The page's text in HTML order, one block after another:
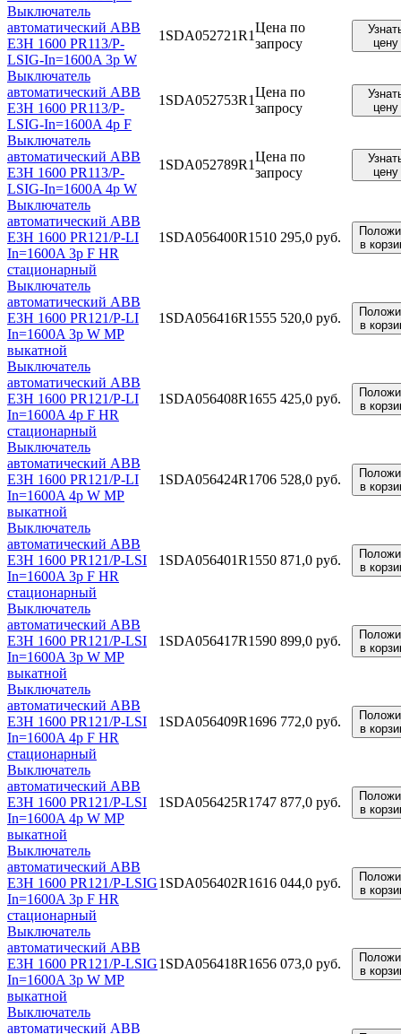
Выключатель
автоматический ABB
E3H 1600 PR113/P-
LSIG-In=1600A 3p W
1SDA052721R1
Цена по
запросу
цену
Выключатель
автоматический ABB
E3H 1600 PR113/P-
LSIG-In=1600A 4p F
1SDA052753R1
Цена по
запросу
цену
Выключатель
автоматический ABB
E3H 1600 PR113/P-
LSIG-In=1600A 4p W
1SDA052789R1
Цена по
запросу
цену
Выключатель
автоматический ABB
E3H 1600 PR121/P-LI
In=1600A 3p F HR
стационарный
1SDA056400R1 510 295,0 руб.
в
Выключатель
автоматический ABB
E3H 1600 PR121/P-LI
In=1600A 3p W MP
выкатной
1SDA056416R1 555 520,0 руб.
в
Выключатель
автоматический ABB
E3H 1600 PR121/P-LI
In=1600A 4p F HR
стационарный
1SDA056408R1655 425,0 руб.
в
Выключатель
автоматический ABB
E3H 1600 PR121/P-LI
In=1600A 4p W MP
выкатной
1SDA056424R1 706 528,0 руб.
в
Выключатель
автоматический ABB
E3H 1600 PR121/P-LSI
In=1600A 3p F HR
стационарный
1SDA056401R1 550 871,0 руб.
в
Выключатель
автоматический ABB
E3H 1600 PR121/P-LSI
In=1600A 3p W MP
выкатной
1SDA056417R1 590 899,0 руб.
в
Выключатель
автоматический ABB
E3H 1600 PR121/P-LSI
In=1600A 4p F HR
стационарный
1SDA056409R1696 772,0 руб.
в
Выключатель
автоматический ABB
E3H 1600 PR121/P-LSI
In=1600A 4p W MP
выкатной
1SDA056425R1 747 877,0 руб.
в
Выключатель
автоматический ABB
E3H 1600 PR121/P-LSIG
In=1600A 3p F HR
стационарный
1SDA056402R1616 044,0 руб.
в
Выключатель
автоматический ABB
E3H 1600 PR121/P-LSIG
In=1600A 3p W MP
выкатной
1SDA056418R1656 073,0 руб.
в
Выключатель
автоматический ABB